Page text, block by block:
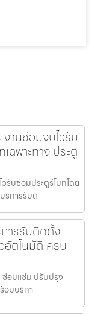
งานซ่อมจบไวรับ
ฉพาะทาง ประตู
รับซ่อมประตูรีโมทโดย
ริการรับต
ารรับติดตั้ง
อัตโนมัติ ครบ
ซ่อมแซ่ม ปรับปรุง
อมบริกา